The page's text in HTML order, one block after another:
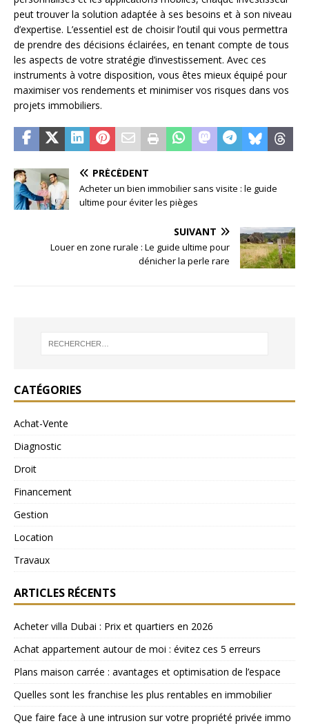
peut trouver la solution adaptée à ses besoins et à son niveau
d’expertise. L’essentiel est de choisir l’outil qui vous permettra
de prendre des décisions éclairées, en tenant compte de tous
les aspects de votre stratégie d’investissement. Avec ces
instruments à votre disposition, vous êtes mieux équipé pour
maximiser vos rendements et minimiser vos risques dans vos
projets immobiliers.
PRÉCÉDENT
Acheter un bien immobilier sans visite : le guide
ultime pour éviter les pièges
SUIVANT
Louer en zone rurale : Le guide ultime pour
dénicher la perle rare
CATÉGORIES
Achat-Vente
Diagnostic
Droit
Financement
Gestion
Location
Travaux
ARTICLES RÉCENTS
Acheter villa Dubai : Prix et quartiers en 2026
Achat appartement autour de moi : évitez ces 5 erreurs
Plans maison carrée : avantages et optimisation de l’espace
Quelles sont les franchise les plus rentables en immobilier
Que faire face à une intrusion sur votre propriété privée immo